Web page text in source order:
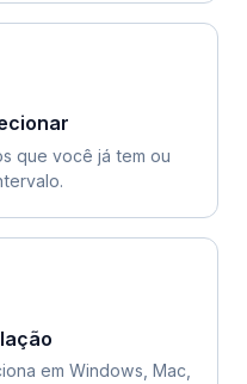
que você já tem ou
em Windows, Mac,